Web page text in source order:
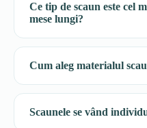
Ce tip de scaun este cel
mese lungi?
Cum aleg materialul
Scaunele se vând